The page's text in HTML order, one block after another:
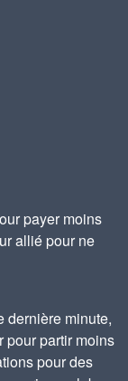
payer moins
allié pour ne
dernière minute,
pour partir moins
pour des